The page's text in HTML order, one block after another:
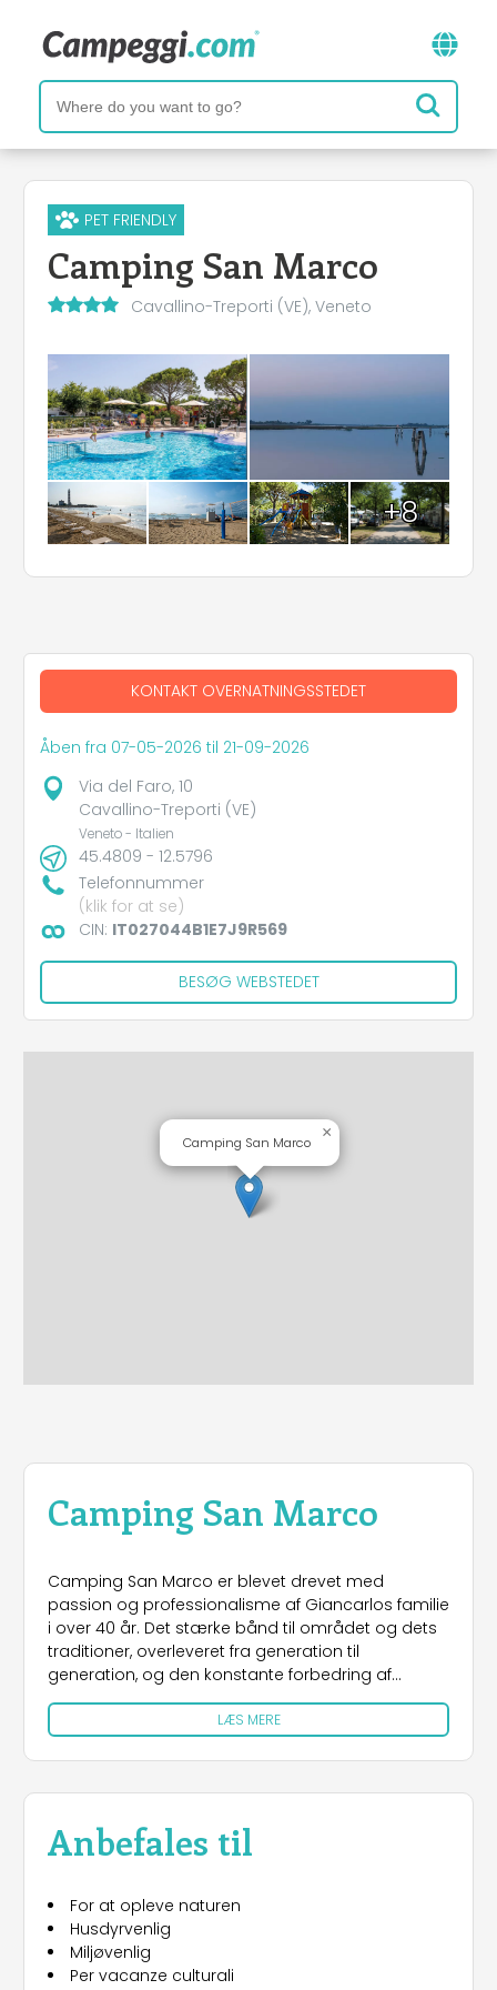
PET FRIENDLY
Camping San Marco
Cavallino-Treporti (VE), Veneto
+8
Camping San Marco
Camping San Marco er blevet drevet med
passion og professionalisme af Giancarlos familie
i over 40 år. Det stærke bånd til området og dets
traditioner, overleveret fra generation til
generation, og den konstante forbedring af
strukturen og dens tjenester gør campingpladsen
til en fortræffelighed i det nationale og
internationale panorama af friluftsturismes tilbud.
Camping San Marco ligger direkte ved havet i
begyndelsen af ​​den smukke Cavallino-kyst og er
skønhed. Det er også tæt på Lido di Jesolo, et
turistmål præget af en rig kalender af
længste gågadeområde i Europa, og til Venedig,
en kunstby fuld af charme, historie og kultur. En
destination, der er særligt værdsat både af dem,
der ønsker en ferie med afslapning og kontakt
LÆS MERE
Anbefales til
For at opleve naturen
Husdyrvenlig
Miljøvenlig
Per vacanze culturali
KONTAKT OVERNATNINGSSTEDET
Åben fra 07-05-2026 til 21-09-2026
Via del Faro, 10
Cavallino-Treporti (VE)
Veneto - Italien
45.4809 - 12.5796
Telefonnummer
(klik for at se)
CIN: IT027044B1E7J9R569
BESØG WEBSTEDET
Camping San Marco
×